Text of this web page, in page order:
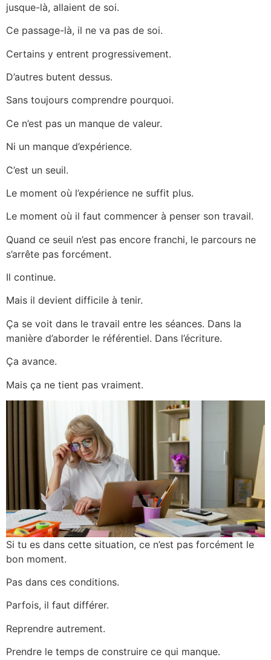
jusque-là, allaient de soi.
Ce passage-là, il ne va pas de soi.
Certains y entrent progressivement.
D’autres butent dessus.
Sans toujours comprendre pourquoi.
Ce n’est pas un manque de valeur.
Ni un manque d’expérience.
C’est un seuil.
Le moment où l’expérience ne suffit plus.
Le moment où il faut commencer à penser son travail.
Quand ce seuil n’est pas encore franchi, le parcours ne
s’arrête pas forcément.
Il continue.
Mais il devient difficile à tenir.
Ça se voit dans le travail entre les séances. Dans la
manière d’aborder le référentiel. Dans l’écriture.
Ça avance.
Mais ça ne tient pas vraiment.
Si tu es dans cette situation, ce n’est pas forcément le
bon moment.
Pas dans ces conditions.
Parfois, il faut différer.
Reprendre autrement.
Prendre le temps de construire ce qui manque.